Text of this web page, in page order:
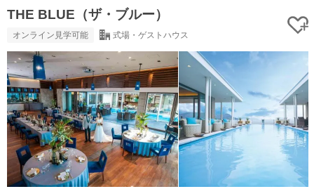
THE BLUE（ザ・ブルー）
オンライン見学可能 式場・ゲストハウス